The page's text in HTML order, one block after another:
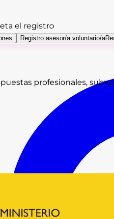
el registro
Registro asesor/a voluntario/a
profesionales,